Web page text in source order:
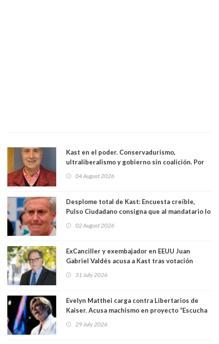
Kast en el poder. Conservadurismo,
ultraliberalismo y gobierno sin coalición. Por
04 August 2026
Desplome total de Kast: Encuesta creíble,
Pulso Ciudadano consigna que al mandatario lo
sacó en primera vuelta. Rechazo es de 58.9% y
64.8%
02 August 2026
ExCanciller y exembajador en EEUU Juan
Gabriel Valdés acusa a Kast tras votación
"Si hay una persona responsable es él"
31 July 2026
Evelyn Matthei carga contra Libertarios de
Kaiser. Acusa machismo en proyecto “Escucha
"¿Cómo puede haber alguien tan enfermo del
29 July 2026